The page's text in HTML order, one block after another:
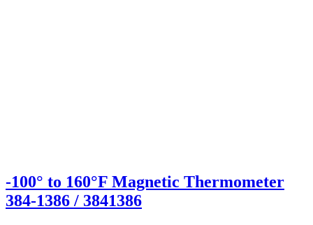
-100° to 160°F Magnetic Thermometer
384-1386 / 3841386